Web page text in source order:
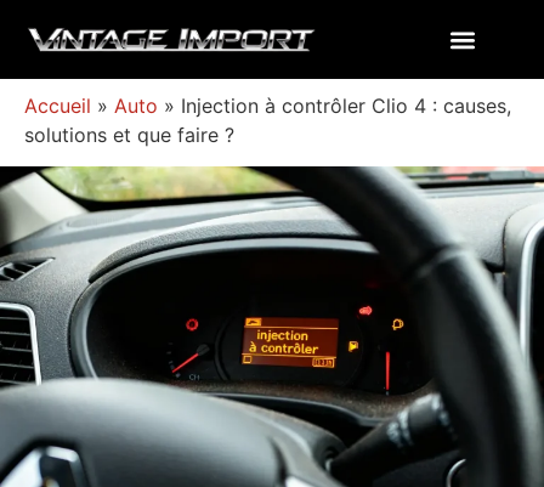
Accueil » Auto » Injection à contrôler Clio 4 : causes,
solutions et que faire ?